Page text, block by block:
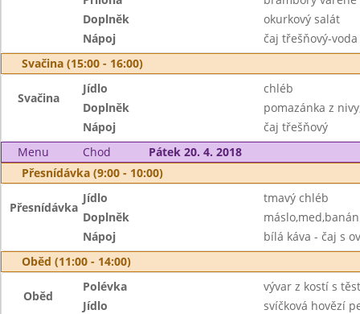
Doplněk
okurkový salát
Nápoj
čaj třešňový-
Svačina (15:00 - 16:00)
Svačina
Jídlo
chléb
Doplněk
pomazánka z
Nápoj
čaj třešňový
Menu
Chod
Pátek 20. 4. 2018
Přesnídávka (9:00 - 10:00)
Přesnídávka
Jídlo
tmavý chléb
Doplněk
máslo,med,banán
Nápoj
bílá káva - čaj s
Oběd (11:00 - 14:00)
Oběd
Polévka
vývar z kostí s
Jídlo
svíčková hovězí